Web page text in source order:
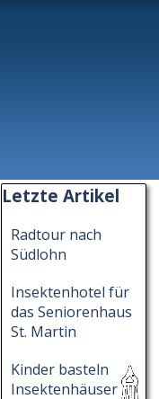
Block überspringen
Letzte Artikel
Radtour nach
Südlohn
Insektenhotel für
das Seniorenhaus
St. Martin
Kinder basteln
Insektenhäuser